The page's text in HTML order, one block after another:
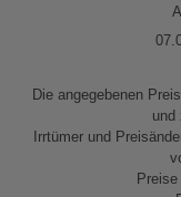
Die angegebenen
und
Irrtümer und